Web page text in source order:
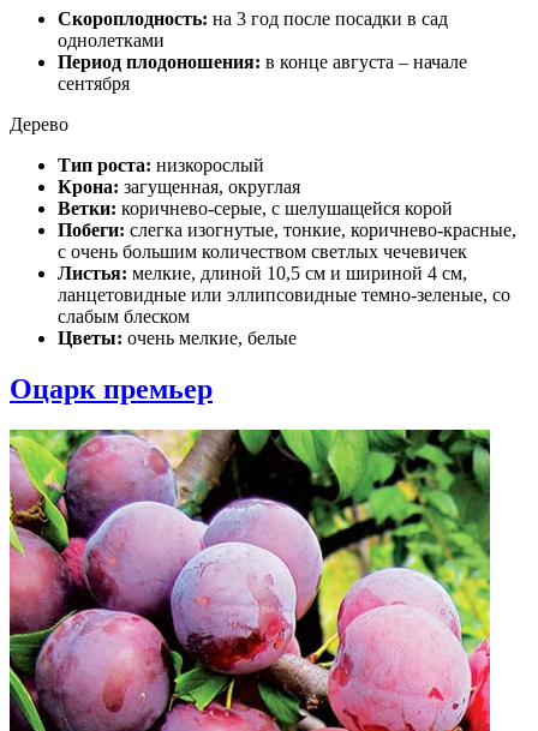
Скороплодность: на 3 год после посадки в сад
однолетками
Период плодоношения: в конце августа – начале
сентября
Дерево
Тип роста: низкорослый
Крона: загущенная, округлая
Ветки: коричнево-серые, с шелушащейся корой
Побеги: слегка изогнутые, тонкие, коричнево-красные,
с очень большим количеством светлых чечевичек
Листья: мелкие, длиной 10,5 см и шириной 4 см,
ланцетовидные или эллипсовидные темно-зеленые, со
слабым блеском
Цветы: очень мелкие, белые
Оцарк премьер